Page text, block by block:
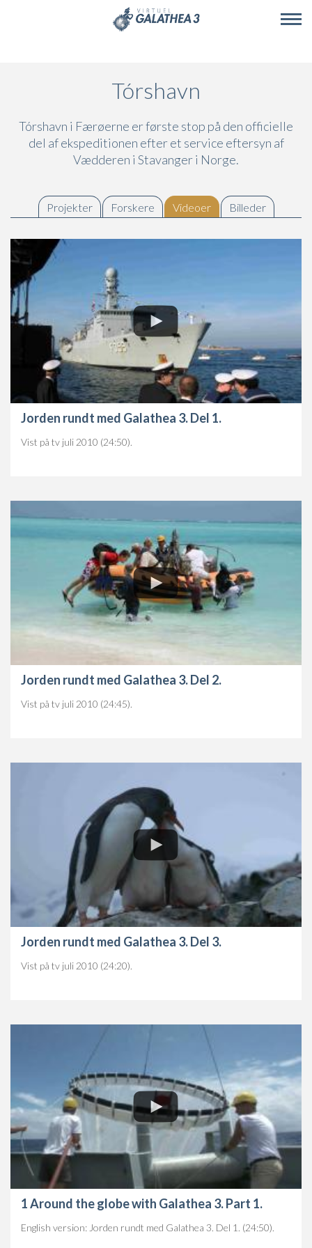
Tórshavn
Tórshavn i Færøerne er første stop på den officielle
del af ekspeditionen efter et service eftersyn af
Vædderen i Stavanger i Norge.
Projekter Forskere Videoer(active tab)
Billeder
Jorden rundt med Galathea 3. Del 1.
Vist på tv juli 2010 (24:50).
Jorden rundt med Galathea 3. Del 2.
Vist på tv juli 2010 (24:45).
Jorden rundt med Galathea 3. Del 3.
Vist på tv juli 2010 (24:20).
1 Around the globe with Galathea 3. Part 1.
English version: Jorden rundt med Galathea 3. Del 1. (24:50).